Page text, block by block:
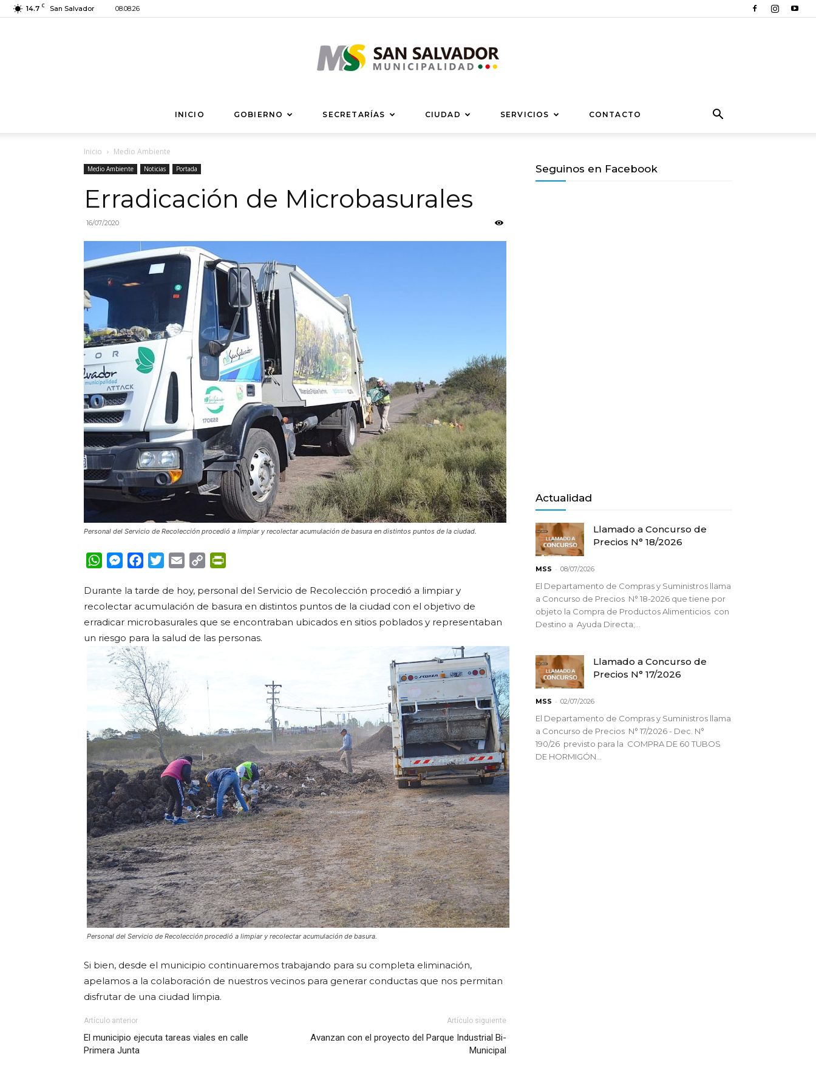
14.7 C San Salvador 08.08.26
Municipalidad
INICIO GOBIERNO SECRETARÍAS CIUDAD SERVICIOS CONTACTO
Inicio Medio Ambiente
Medio Ambiente Noticias Portada
Erradicación de Microbasurales
16/07/2020
Personal del Servicio de Recolección procedió a limpiar y recolectar acumulación de basura en distintos puntos de la ciudad.
WhatsApp
Messenger
FacebookTwitterEmail Copy
Durante la tarde de hoy, personal del Servicio de Recolección procedió a limpiar y
recolectar acumulación de basura en distintos puntos de la ciudad con el objetivo de
erradicar microbasurales que se encontraban ubicados en sitios poblados y representaban
un riesgo para la salud de las personas.
Personal del Servicio de Recolección procedió a limpiar y recolectar acumulación de basura.
Si bien, desde el municipio continuaremos trabajando para su completa eliminación,
apelamos a la colaboración de nuestros vecinos para generar conductas que nos permitan
disfrutar de una ciudad limpia.
Artículo anterior
El municipio ejecuta tareas viales en calle
Primera Junta
Artículo siguiente
Avanzan con el proyecto del Parque Industrial Bi-
Municipal
Seguinos en Facebook
Actualidad
Llamado a Concurso de
Precios N° 18/2026
MSS - 08/07/2026
El Departamento de Compras y Suministros llama
a Concurso de Precios N° 18-2026 que tiene por
objeto la Compra de Productos Alimenticios con
Destino a Ayuda Directa;...
Llamado a Concurso de
Precios N° 17/2026
MSS - 02/07/2026
El Departamento de Compras y Suministros llama
a Concurso de Precios N° 17/2026 - Dec. N°
190/26 previsto para la COMPRA DE 60 TUBOS
DE HORMIGÓN...